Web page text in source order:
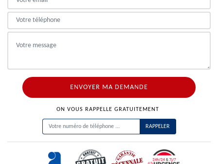
ON VOUS RAPPELLE GRATUITEMENT